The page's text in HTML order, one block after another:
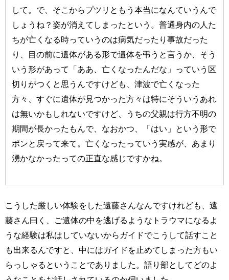
して。で、そこからプツリともう本当になんていうんで
しょうね？姿が消えてしまったという。普通身内の人た
ちが亡くなる時っていうのは病気だったり事故だった
り、目の前に遺体がある形で遺体を弔うと言うか、そう
いう形があって「ああ、亡くなったんだな」っていう区
切りがつくと思うんですけども、津波で亡くなった
方々、すぐに遺体が見つかった方々は特にそういうあれ
は無いかもしれないですけど、うちの父親は行方不明の
期間が長かったもんで、なおかつ、「はい」という形で
ポンと戻って来て。亡くなったっていう実感が、あまり
湧かなかったっての正直な感じですかね。
こうした厳しい体験をした遠藤さんなんですけれども、遠
藤さん曰く、ご遺体の中を逃げるようなトラウマになるよ
うな経験は私はしていないからガイドでこうして話すこと
も出来るんですと、中にはガイドを止めてしまった方もい
らっしゃるということでありました。語り部としてどのよ